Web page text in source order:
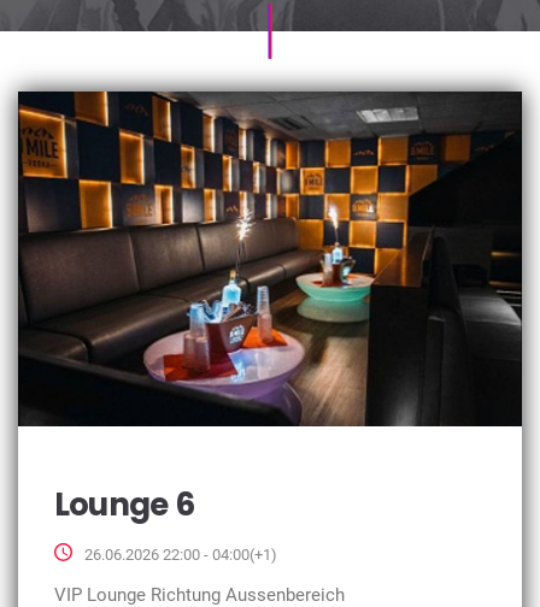
Lounge 6
26.06.2026 22:00 - 04:00(+1)
VIP Lounge Richtung Aussenbereich